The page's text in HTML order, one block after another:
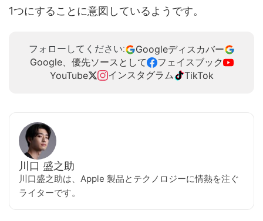
1つにすることに意図しているようです。
フォローしてください:
Googleディスカバー
Google、優先ソースとして
フェイスブック
YouTube
インスタグラム TikTok
川口 盛之助
川口盛之助は、Apple 製品とテクノロジーに情熱を注ぐ
ライターです。